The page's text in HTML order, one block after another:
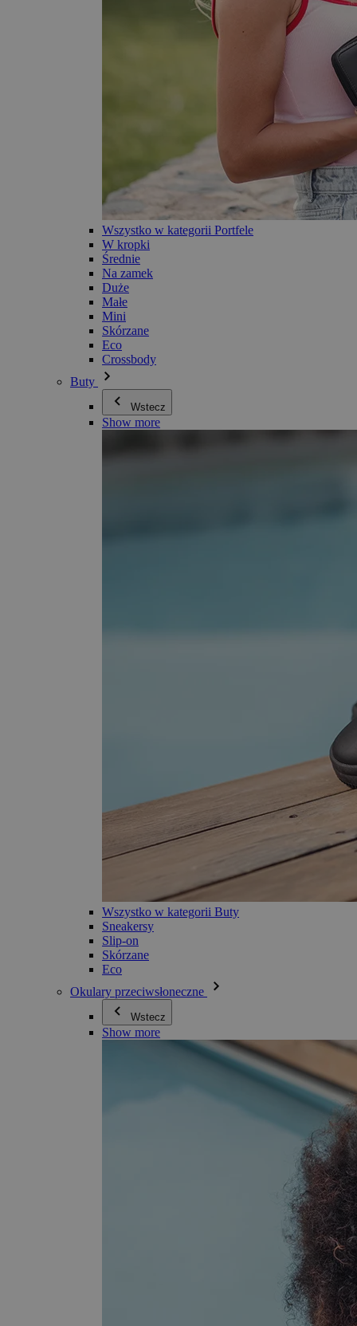
Wszystko w kategorii Portfele
W kropki
Średnie
Na zamek
Duże
Małe
Mini
Skórzane
Eco
Crossbody
Buty
Wstecz
Show more
Wszystko w kategorii Buty
Sneakersy
Slip-on
Skórzane
Eco
Okulary przeciwsłoneczne
Wstecz
Show more